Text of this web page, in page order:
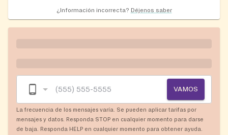
¿Información incorrecta? Déjenos saber
VAMOS
La frecuencia de los mensajes varía. Se pueden aplicar tarifas por
mensajes y datos. Responda STOP en cualquier momento para darse
de baja. Responda HELP en cualquier momento para obtener ayuda.